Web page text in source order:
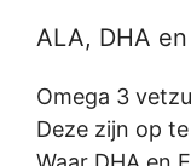
ALA, DHA en
Omega 3
Deze zijn op